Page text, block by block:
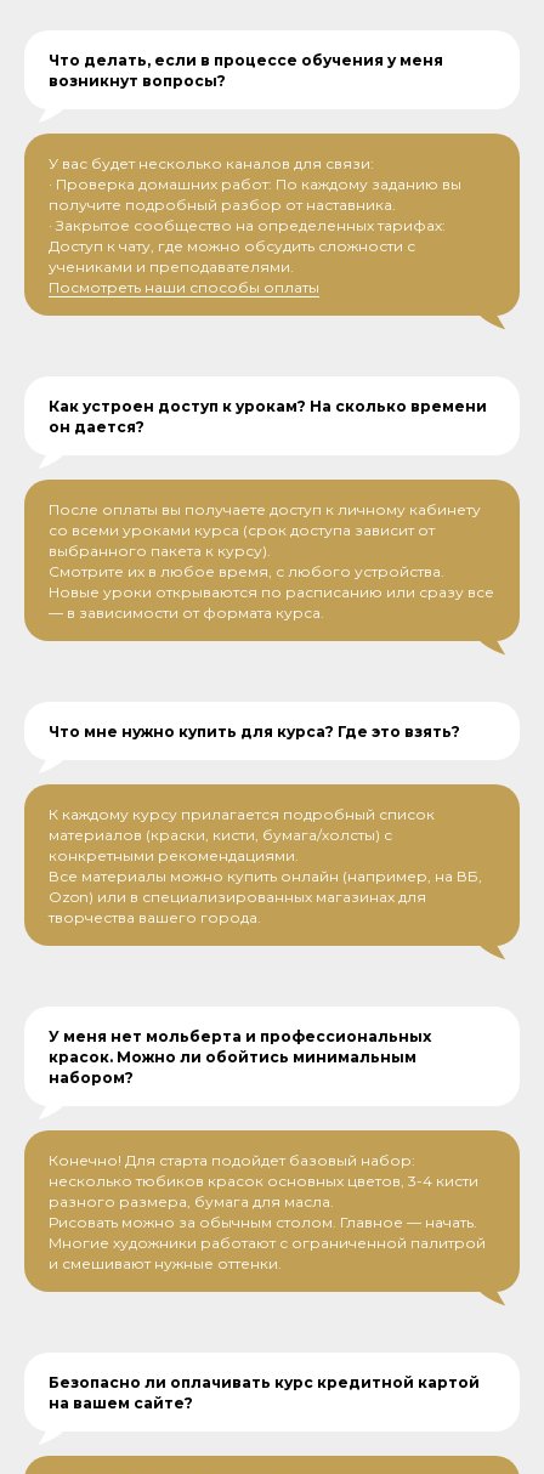
Что делать, если в процессе обучения у меня
возникнут вопросы?
У вас будет несколько каналов для связи:
· Проверка домашних работ: По каждому заданию вы
получите подробный разбор от наставника.
· Закрытое сообщество на определенных тарифах:
Доступ к чату, где можно обсудить сложности с
учениками и преподавателями.
Посмотреть наши способы оплаты
Как устроен доступ к урокам? На сколько времени
он дается?
После оплаты вы получаете доступ к личному кабинету
со всеми уроками курса (срок доступа зависит от
выбранного пакета к курсу).
Смотрите их в любое время, с любого устройства.
Новые уроки открываются по расписанию или сразу все
— в зависимости от формата курса.
Что мне нужно купить для курса? Где это взять?
К каждому курсу прилагается подробный список
материалов (краски, кисти, бумага/холсты) с
конкретными рекомендациями.
Все материалы можно купить онлайн (например, на ВБ,
Ozon) или в специализированных магазинах для
творчества вашего города.
У меня нет мольберта и профессиональных
красок. Можно ли обойтись минимальным
набором?
Конечно! Для старта подойдет базовый набор:
несколько тюбиков красок основных цветов, 3-4 кисти
разного размера, бумага для масла.
Рисовать можно за обычным столом. Главное — начать.
Многие художники работают с ограниченной палитрой
и смешивают нужные оттенки.
Безопасно ли оплачивать курс кредитной картой
на вашем сайте?